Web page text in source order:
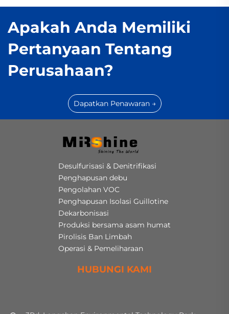
Apakah Anda Memiliki
Pertanyaan Tentang
Perusahaan?
Dapatkan Penawaran →
Desulfurisasi & Denitrifikasi
Penghapusan debu
Pengolahan VOC
Penghapusan Isolasi Guillotine
Dekarbonisasi
Produksi bersama asam humat
Pirolisis Ban Limbah
Operasi & Pemeliharaan
HUBUNGI KAMI